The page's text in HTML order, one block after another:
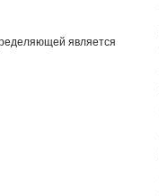
является